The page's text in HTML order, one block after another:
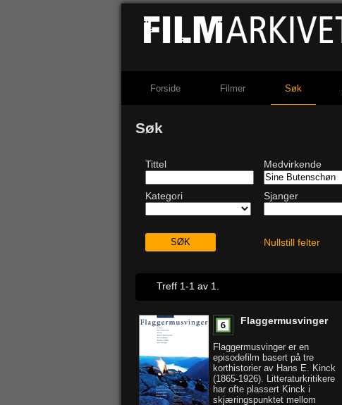
Forside Filmer Søk
Søk
Tittel Medvirkende
Kategori Sjanger
Nullstill felter
Treff 1-1 av 1.
Flaggermusvinger
Flaggermusvinger er en
episodefilm basert på tre
korthistorier av Hans E. Kinck
(1865-1926). Litteraturkritikere
har ofte plassert Kinck i
skjæringspunktet mellom